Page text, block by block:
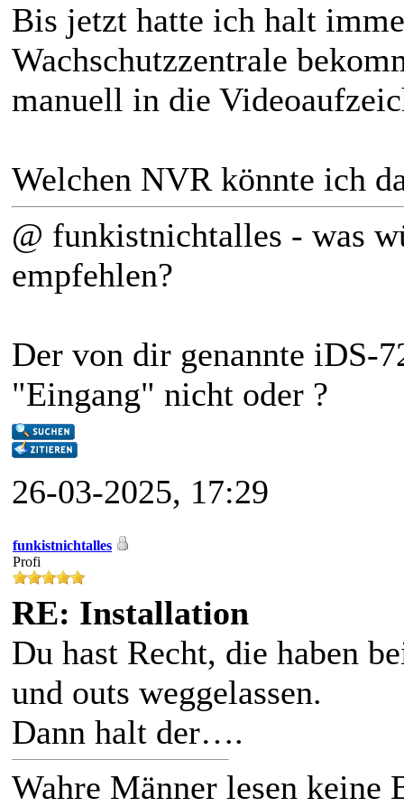
Bis jetzt hatte ich halt
Wachschutzzentrale
manuell in die
Welchen NVR könnte ich
@ funkistnichtalles - was
empfehlen?
Der von dir genannte iDS-
"Eingang" nicht oder ?
26-03-2025, 17:29
funkistnichtalles
Profi
RE: Installation
Du hast Recht, die haben
und outs weggelassen.
Dann halt der….
Wahre Männer lesen keine